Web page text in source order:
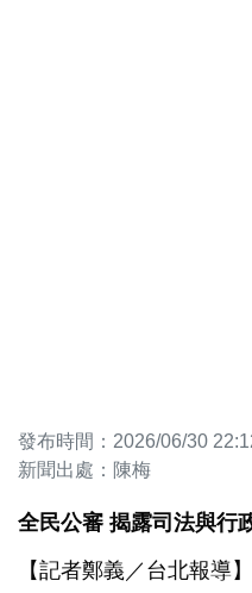
發布時間：2026/06/30
新聞出處：陳梅
全民公審 揭露司法與行
【記者鄭義／台北報導